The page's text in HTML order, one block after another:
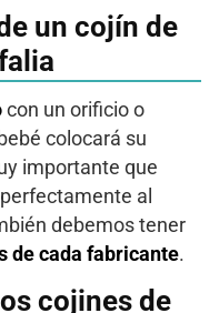
un cojín de
con un orificio o
colocará su
importante que
perfectamente al
debemos tener
de cada fabricante.
cojines de